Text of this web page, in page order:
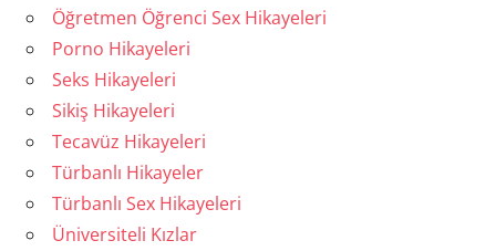
Öğretmen Öğrenci Sex Hikayeleri
Porno Hikayeleri
Seks Hikayeleri
Sikiş Hikayeleri
Tecavüz Hikayeleri
Türbanlı Hikayeler
Türbanlı Sex Hikayeleri
Üniversiteli Kızlar